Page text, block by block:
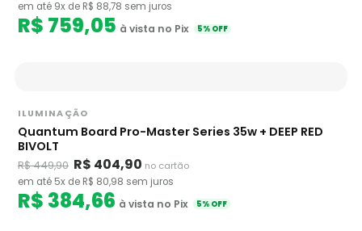
em até 9x de R$ 88,78 sem juros
R$ 759,05 à vista no Pix 5% OFF
ILUMINAÇÃO
Quantum Board Pro-Master Series 35w + DEEP RED
BIVOLT
R$ 449,90 R$ 404,90 no cartão
em até 5x de R$ 80,98 sem juros
R$ 384,66 à vista no Pix 5% OFF